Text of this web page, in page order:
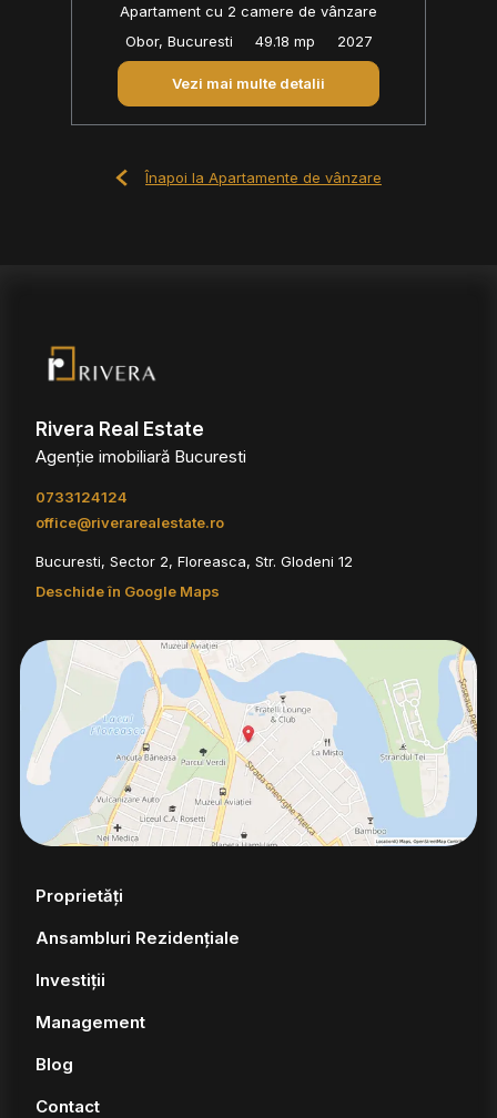
Apartament cu 2 camere de vânzare
Obor, Bucuresti
49.18 mp 2027
Vezi mai multe detalii
Înapoi la Apartamente de vânzare
Rivera Real Estate
Agenție imobiliară Bucuresti
0733124124
office@riverarealestate.ro
Bucuresti, Sector 2, Floreasca, Str. Glodeni 12
Deschide în Google Maps
Proprietăți
Ansambluri Rezidențiale
Investiții
Management
Blog
Contact